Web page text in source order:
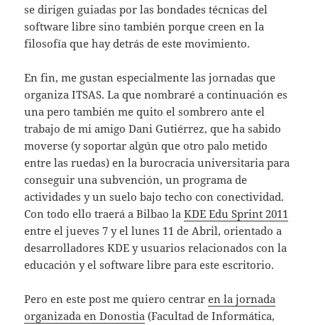
se dirigen guiadas por las bondades técnicas del
software libre sino también porque creen en la
filosofía que hay detrás de este movimiento.
En fin, me gustan especialmente las jornadas que
organiza ITSAS. La que nombraré a continuación es
una pero también me quito el sombrero ante el
trabajo de mi amigo Dani Gutiérrez, que ha sabido
moverse (y soportar algún que otro palo metido
entre las ruedas) en la burocracia universitaria para
conseguir una subvención, un programa de
actividades y un suelo bajo techo con conectividad.
Con todo ello traerá a Bilbao laKDE Edu Sprint 2011
entre el jueves 7 y el lunes 11 de Abril, orientado a
desarrolladores KDE y usuarios relacionados con la
educación y el software libre para este escritorio.
Pero en este post me quiero centraren la jornada
organizada en Donostia (Facultad de Informática,